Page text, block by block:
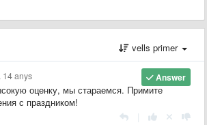
vells primer
Answer
14 anys
оценку, мы стараемся. Примите
с праздником!